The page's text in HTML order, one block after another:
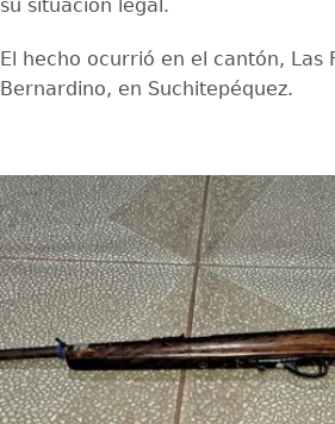
su situación legal.
El hecho ocurrió en el cantón, Las
Bernardino, en Suchitepéquez.